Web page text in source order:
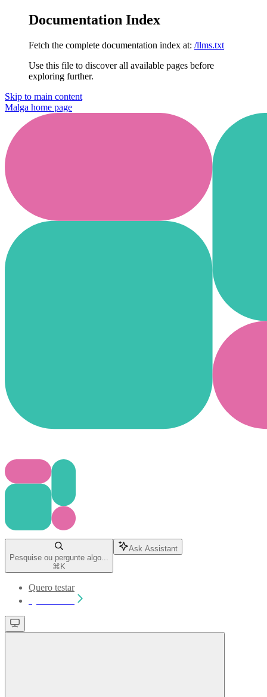
Documentation Index
Fetch the complete documentation index at: /llms.txt
Use this file to discover all available pages before
exploring further.
Skip to main content
Malga home page
Pesquise ou pergunte algo...
⌘ K
Ask Assistant
Quero testar